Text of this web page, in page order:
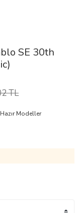
SE 30th
TL
Modeller